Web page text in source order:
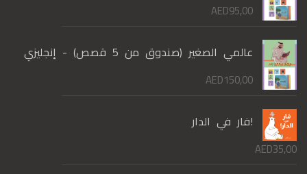
AED95,00
عالمي الصغير (صندوق من 5 قصص) - إنجليزي
AED150,00
!فار في الدار
AED35,00